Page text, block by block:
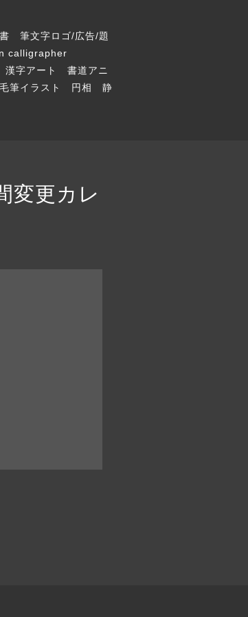
筆文字ロゴ/広告/題
calligrapher
字アート 書道アニ
筆イラスト 円相 静
変更カレ